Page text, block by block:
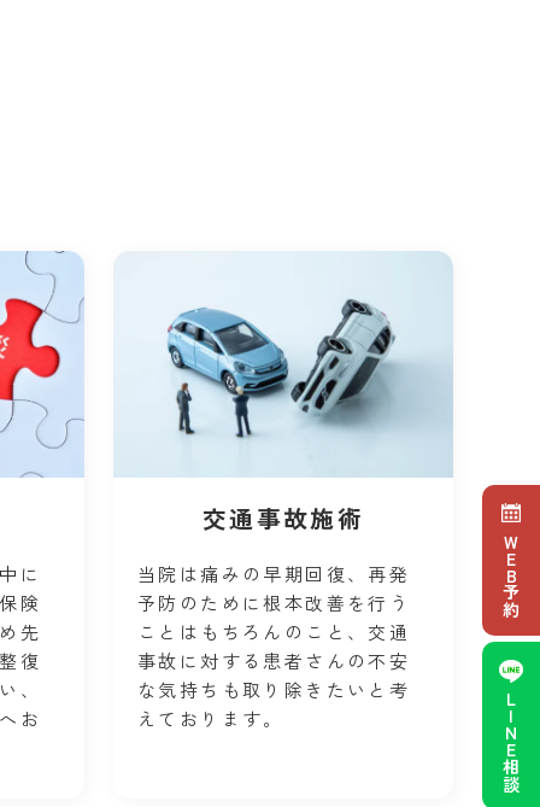
WEB予約
LINE相談
に
険
先
復
、
お
交通事故施術
当院は痛みの早期回復、再発
予防のために根本改善を行う
ことはもちろんのこと、交通
事故に対する患者さんの不安
な気持ちも取り除きたいと考
えております。